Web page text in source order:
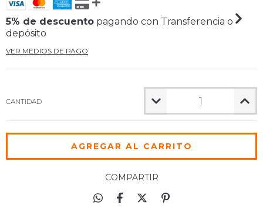
5% de descuento pagando con Transferencia o
depósito
VER MEDIOS DE PAGO
CANTIDAD
COMPARTIR